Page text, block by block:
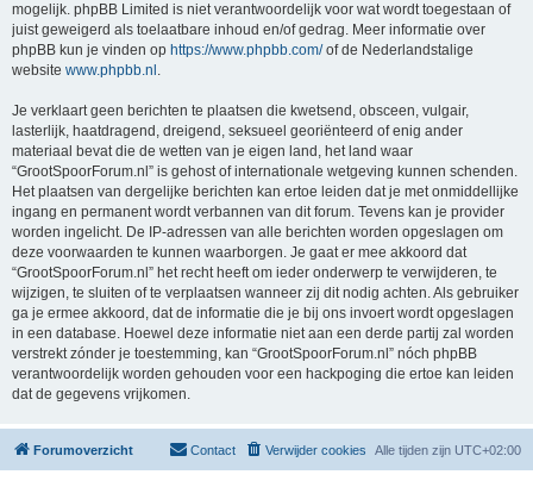
mogelijk. phpBB Limited is niet verantwoordelijk voor wat wordt toegestaan of
juist geweigerd als toelaatbare inhoud en/of gedrag. Meer informatie over
phpBB kun je vinden op https://www.phpbb.com/of de Nederlandstalige
website www.phpbb.nl .
Je verklaart geen berichten te plaatsen die kwetsend, obsceen, vulgair,
lasterlijk, haatdragend, dreigend, seksueel georiënteerd of enig ander
materiaal bevat die de wetten van je eigen land, het land waar
“GrootSpoorForum.nl” is gehost of internationale wetgeving kunnen schenden.
Het plaatsen van dergelijke berichten kan ertoe leiden dat je met onmiddellijke
ingang en permanent wordt verbannen van dit forum. Tevens kan je provider
worden ingelicht. De IP-adressen van alle berichten worden opgeslagen om
deze voorwaarden te kunnen waarborgen. Je gaat er mee akkoord dat
“GrootSpoorForum.nl” het recht heeft om ieder onderwerp te verwijderen, te
wijzigen, te sluiten of te verplaatsen wanneer zij dit nodig achten. Als gebruiker
ga je ermee akkoord, dat de informatie die je bij ons invoert wordt opgeslagen
in een database. Hoewel deze informatie niet aan een derde partij zal worden
verstrekt zónder je toestemming, kan “GrootSpoorForum.nl” nóch phpBB
verantwoordelijk worden gehouden voor een hackpoging die ertoe kan leiden
dat de gegevens vrijkomen.
Forumoverzicht Alle tijden zijn UTC+02:00
Verwijder cookies
Contact